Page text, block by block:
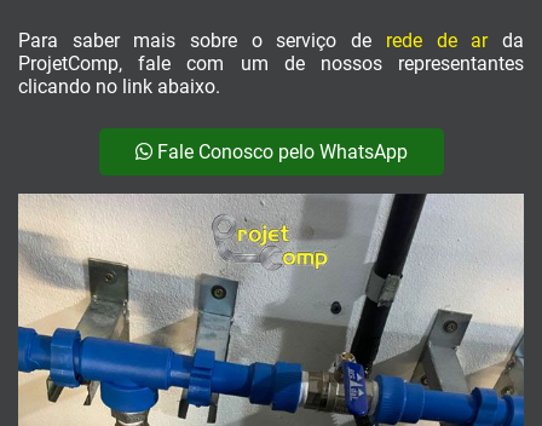
Para saber mais sobre o serviço de rede de arda
ProjetComp, fale com um de nossos representantes
clicando no link abaixo.
Fale Conosco pelo WhatsApp